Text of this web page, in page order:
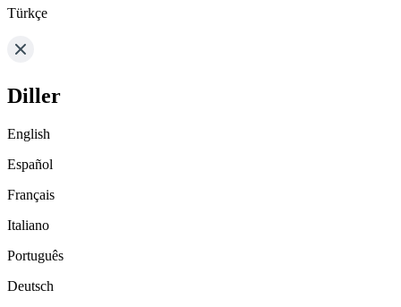
Türkçe
Diller
English
Español
Français
Italiano
Português
Deutsch